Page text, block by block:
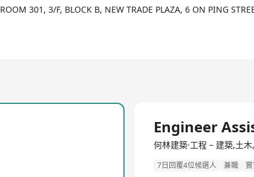
ROOM 301, 3/F, BLOCK B, NEW TRADE PLAZA, 6 ON PING
Engineer
何林建築·工程 – 建築,土
7日回覆4位候選人 兼職